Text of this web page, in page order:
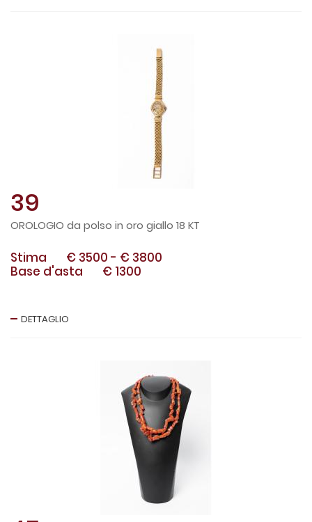
39
OROLOGIO da polso in oro giallo 18 KT
Stima € 3500 - € 3800
Base d'asta
€ 1300
DETTAGLIO